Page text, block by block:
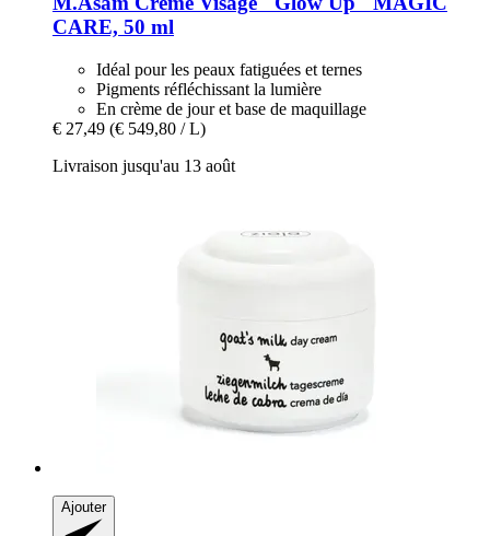
CARE, 50 ml
Idéal pour les peaux fatiguées et ternes
Pigments réfléchissant la lumière
En crème de jour et base de maquillage
€ 27,49 (€ 549,80 / L)
Livraison jusqu'au 13 août
Ajouter